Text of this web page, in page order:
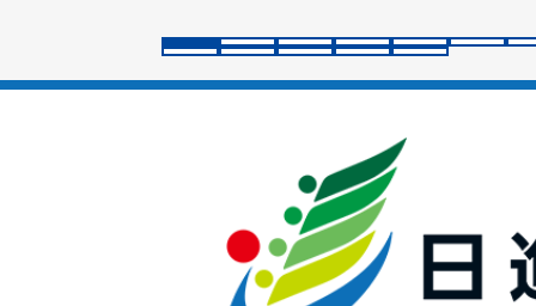
ラ
イ